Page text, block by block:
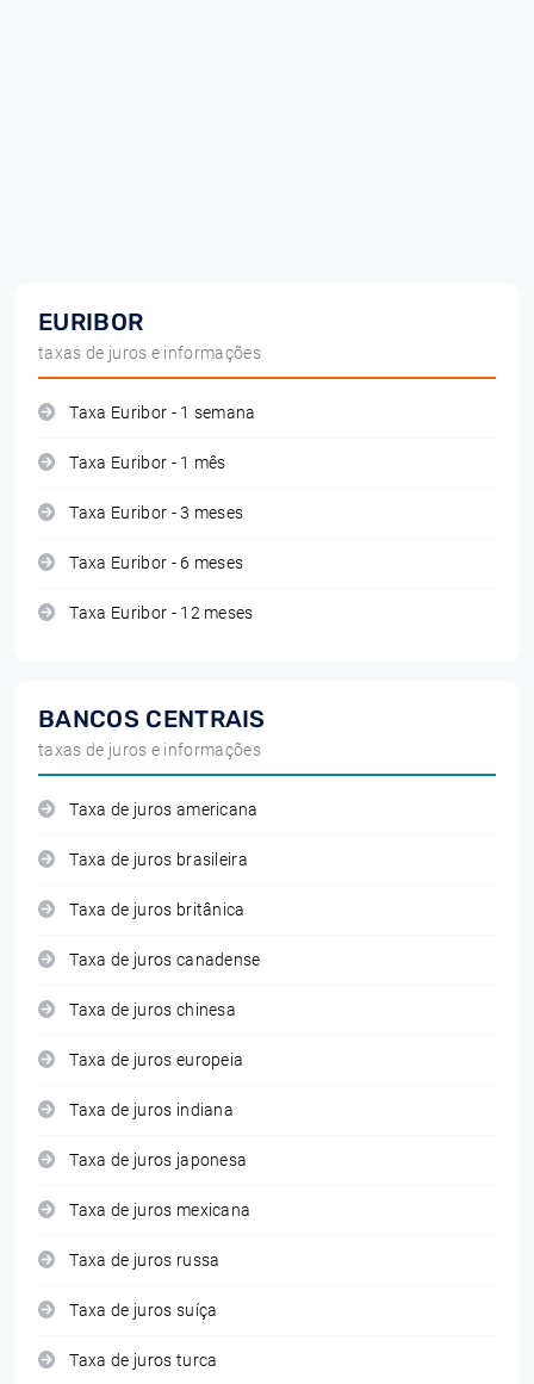
EURIBOR
taxas de juros e informações
Taxa Euribor - 1 semana
Taxa Euribor - 1 mês
Taxa Euribor - 3 meses
Taxa Euribor - 6 meses
Taxa Euribor - 12 meses
BANCOS CENTRAIS
taxas de juros e informações
Taxa de juros americana
Taxa de juros brasileira
Taxa de juros britânica
Taxa de juros canadense
Taxa de juros chinesa
Taxa de juros europeia
Taxa de juros indiana
Taxa de juros japonesa
Taxa de juros mexicana
Taxa de juros russa
Taxa de juros suíça
Taxa de juros turca